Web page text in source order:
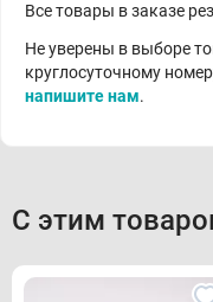
Все товары в заказе
Не уверены в выборе
круглосуточному
напишите нам.
С этим